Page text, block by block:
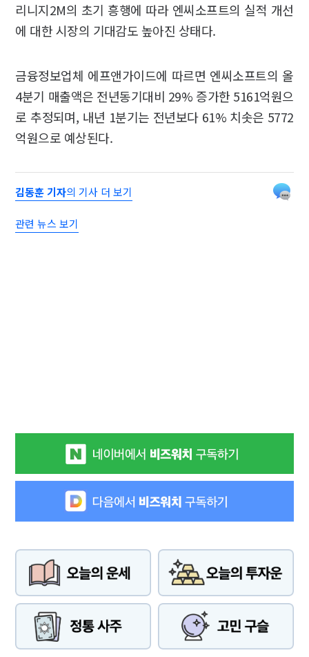
리니지2M의 초기 흥행에 따라 엔씨소프트의 실적 개선
에 대한 시장의 기대감도 높아진 상태다.
금융정보업체 에프앤가이드에 따르면 엔씨소프트의 올
4분기 매출액은 전년동기대비 29% 증가한 5161억원으
로 추정되며, 내년 1분기는 전년보다 61% 치솟은 5772
억원으로 예상된다.
김동훈 기자의 기사 더 보기
관련 뉴스 보기